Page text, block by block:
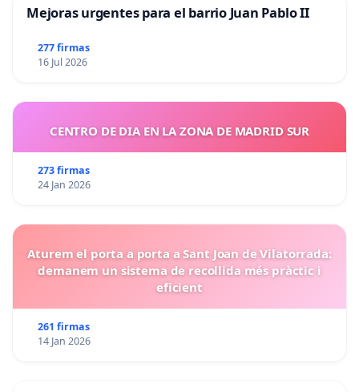
Mejoras urgentes para el barrio Juan Pablo II
277 firmas
16 Jul 2026
CENTRO DE DIA EN LA ZONA DE MADRID SUR
273 firmas
24 Jan 2026
Aturem el porta a porta a Sant Joan de Vilatorrada:
demanem un sistema de recollida més pràctic i
eficient
261 firmas
14 Jan 2026